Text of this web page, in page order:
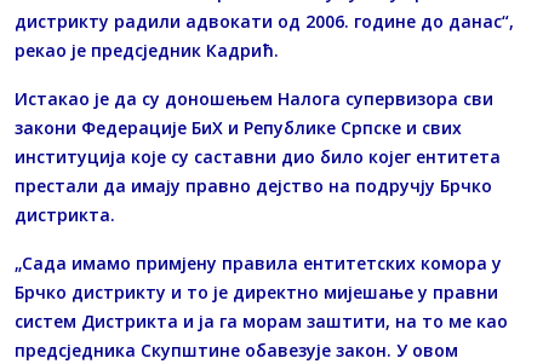
дистрикту радили адвокати од 2006. године до данас“,
рекао је предсједник Кадрић.
Истакао је да су доношењем Налога супервизора сви
закони Федерације БиХ и Републике Српске и свих
институција које су саставни дио било којег ентитета
престали да имају правно дејство на подручју Брчко
дистрикта.
„Сада имамо примјену правила ентитетских комора у
Брчко дистрикту и то је директно мијешање у правни
систем Дистрикта и ја га морам заштити, на то ме као
предсједника Скупштине обавезује закон. У овом